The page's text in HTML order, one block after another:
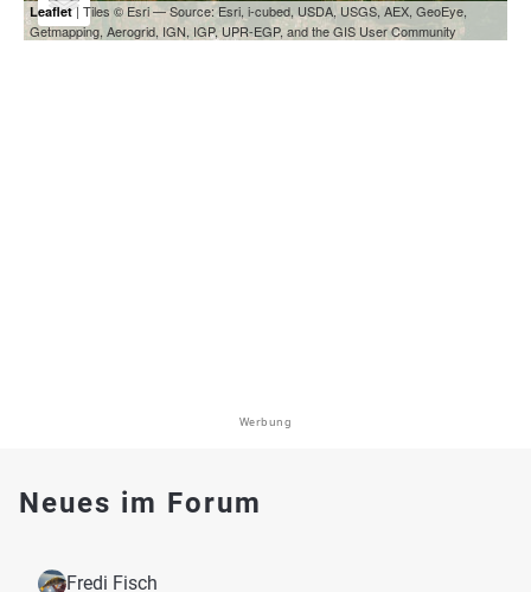
Leaflet| Tiles © Esri — Source: Esri, i-cubed, USDA, USGS, AEX, GeoEye,
Getmapping, Aerogrid, IGN, IGP, UPR-EGP, and the GIS User Community
Werbung
Neues im Forum
Fredi Fisch